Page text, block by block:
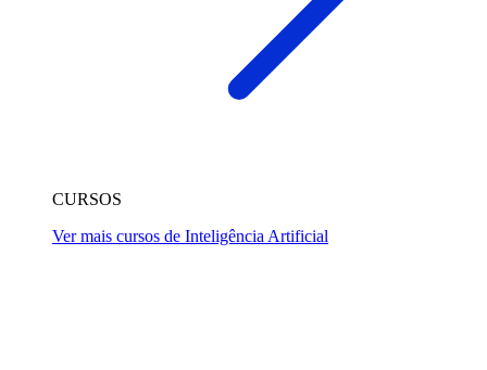
CURSOS
Ver mais cursos de Inteligência Artificial